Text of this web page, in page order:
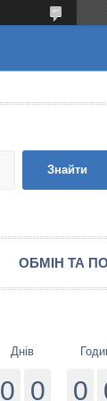
Знайти
ОБМІН ТА
Днів
0 0 0